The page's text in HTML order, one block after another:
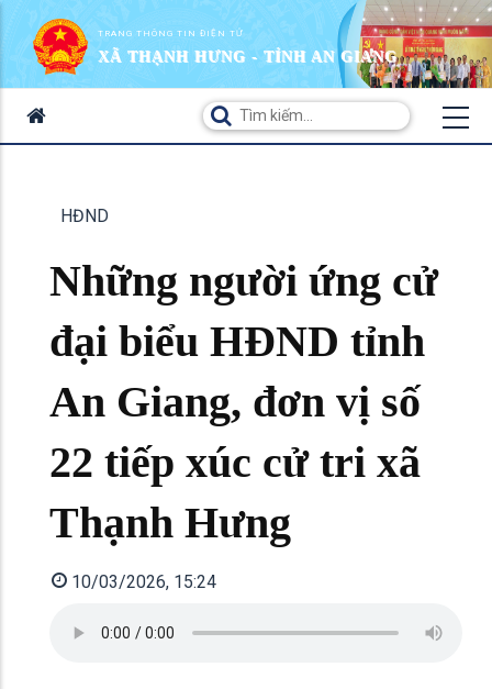
TRANG THÔNG TIN ĐIỆN TỬ
XÃ THẠNH HƯNG - TỈNH AN GIANG
HĐND
Những người ứng cử
đại biểu HĐND tỉnh
An Giang, đơn vị số
22 tiếp xúc cử tri xã
Thạnh Hưng
10/03/2026, 15:24